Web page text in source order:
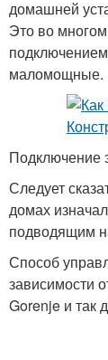
домашней
Это во
маломощные.
Подключение
Следует
домах
подводящим
Способ
зависимости
Gorenje и так